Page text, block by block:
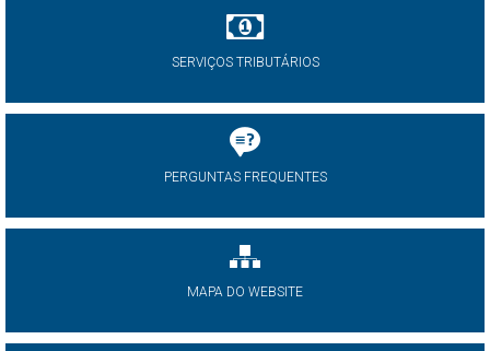
SERVIÇOS TRIBUTÁRIOS
PERGUNTAS FREQUENTES
MAPA DO WEBSITE